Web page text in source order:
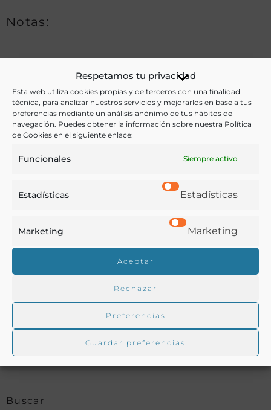
Respetamos tu privacidad
Esta web utiliza cookies propias y de terceros con una finalidad
técnica, para analizar nuestros servicios y mejorarlos en base a tus
preferencias mediante un análisis anónimo de tus hábitos de
navegación. Puedes obtener la información sobre nuestra Política
de Cookies en el siguiente enlace:
Funcionales Siempre activo
Estadísticas Estadísticas
Marketing Marketing
Aceptar
Rechazar
Preferencias
Guardar preferencias
Notas:
Aceites, Agricultura ,Alimentos,Economía y Comercio
Historia,Legislación
Ver más libros con las palabras clave:
COMPARTIR
Buscar en la biblioteca
Biblioteca digital Duque de Ahumada
Buscar